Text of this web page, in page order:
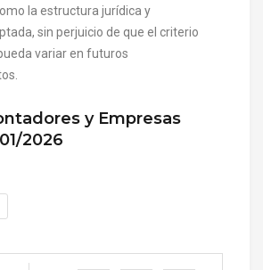
la estructura jurídica y
sin perjuicio de que el criterio
variar en futuros
y Empresas
2026